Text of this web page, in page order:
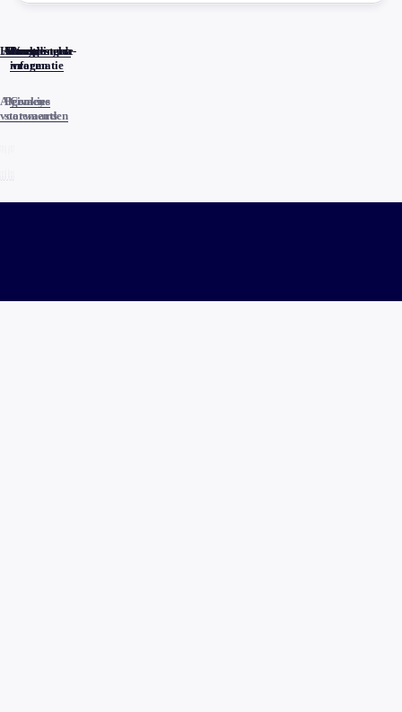
Home
Actueel
Uitzendingen
Reacties
Programma-
informatie
Veelgestelde
vragen
Algemene
voorwaarden
Privacy
statements
Cookies